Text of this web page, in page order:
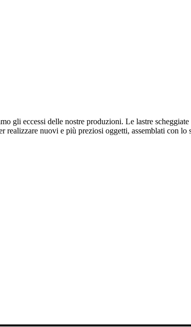
gli eccessi delle nostre produzioni. Le lastre
realizzare nuovi e più preziosi oggetti, assemblati con